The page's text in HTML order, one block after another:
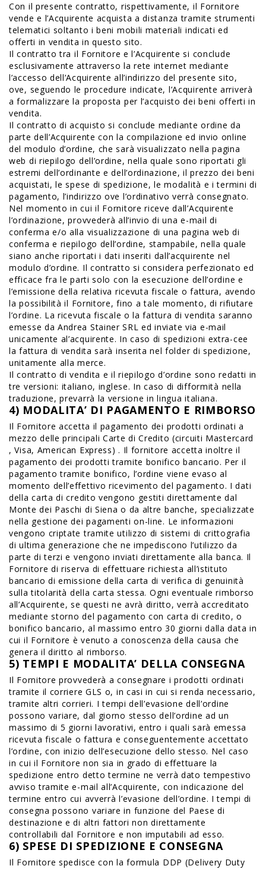
Con il presente contratto, rispettivamente, il Fornitore
vende e l’Acquirente acquista a distanza tramite strumenti
telematici soltanto i beni mobili materiali indicati ed
offerti in vendita in questo sito.
Il contratto tra il Fornitore e l’Acquirente si conclude
esclusivamente attraverso la rete internet mediante
l’accesso dell’Acquirente all’indirizzo del presente sito,
ove, seguendo le procedure indicate, l’Acquirente arriverà
a formalizzare la proposta per l’acquisto dei beni offerti in
vendita.
Il contratto di acquisto si conclude mediante ordine da
parte dell’Acquirente con la compilazione ed invio online
del modulo d’ordine, che sarà visualizzato nella pagina
web di riepilogo dell’ordine, nella quale sono riportati gli
estremi dell’ordinante e dell’ordinazione, il prezzo dei beni
acquistati, le spese di spedizione, le modalità e i termini di
pagamento, l’indirizzo ove l’ordinativo verrà consegnato.
Nel momento in cui il Fornitore riceve dall’Acquirente
l’ordinazione, provvederà all’invio di una e-mail di
conferma e/o alla visualizzazione di una pagina web di
conferma e riepilogo dell’ordine, stampabile, nella quale
siano anche riportati i dati inseriti dall’acquirente nel
modulo d’ordine. Il contratto si considera perfezionato ed
efficace fra le parti solo con la esecuzione dell’ordine e
l’emissione della relativa ricevuta fiscale o fattura, avendo
la possibilità il Fornitore, fino a tale momento, di rifiutare
l’ordine. La ricevuta fiscale o la fattura di vendita saranno
emesse da Andrea Stainer SRL ed inviate via e-mail
unicamente al’acquirente. In caso di spedizioni extra-cee
la fattura di vendita sarà inserita nel folder di spedizione,
unitamente alla merce.
Il contratto di vendita e il riepilogo d’ordine sono redatti in
tre versioni: italiano, inglese. In caso di difformità nella
traduzione, prevarrà la versione in lingua italiana.
4) MODALITA’ DI PAGAMENTO E RIMBORSO
Il Fornitore accetta il pagamento dei prodotti ordinati a
mezzo delle principali Carte di Credito (circuiti Mastercard
, Visa, American Express) . Il fornitore accetta inoltre il
pagamento dei prodotti tramite bonifico bancario. Per il
pagamento tramite bonifico, l’ordine viene evaso al
momento dell’effettivo ricevimento del pagamento. I dati
della carta di credito vengono gestiti direttamente dal
Monte dei Paschi di Siena o da altre banche, specializzate
nella gestione dei pagamenti on-line. Le informazioni
vengono criptate tramite utilizzo di sistemi di crittografia
di ultima generazione che ne impediscono l’utilizzo da
parte di terzi e vengono inviati direttamente alla banca. Il
Fornitore di riserva di effettuare richiesta all’istituto
bancario di emissione della carta di verifica di genuinità
sulla titolarità della carta stessa. Ogni eventuale rimborso
all’Acquirente, se questi ne avrà diritto, verrà accreditato
mediante storno del pagamento con carta di credito, o
bonifico bancario, al massimo entro 30 giorni dalla data in
cui il Fornitore è venuto a conoscenza della causa che
genera il diritto al rimborso.
5) TEMPI E MODALITA’ DELLA CONSEGNA
Il Fornitore provvederà a consegnare i prodotti ordinati
tramite il corriere GLS o, in casi in cui si renda necessario,
tramite altri corrieri. I tempi dell’evasione dell’ordine
possono variare, dal giorno stesso dell’ordine ad un
massimo di 5 giorni lavorativi, entro i quali sarà emessa
ricevuta fiscale o fattura e conseguentemente accettato
l’ordine, con inizio dell’esecuzione dello stesso. Nel caso
in cui il Fornitore non sia in grado di effettuare la
spedizione entro detto termine ne verrà dato tempestivo
avviso tramite e-mail all’Acquirente, con indicazione del
termine entro cui avverrà l’evasione dell’ordine. I tempi di
consegna possono variare in funzione del Paese di
destinazione e di altri fattori non direttamente
controllabili dal Fornitore e non imputabili ad esso.
6) SPESE DI SPEDIZIONE E CONSEGNA
Il Fornitore spedisce con la formula DDP (Delivery Duty